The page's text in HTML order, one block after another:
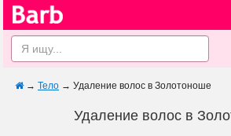
→ Тело → Удаление волос в Золотоноше
Удаление волос в